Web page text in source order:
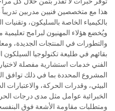
هذا مع متخصصين فنيين مدربين تدريباً
بالكيمياء الخاصة بالسليكون،
ويُخضع هؤلاء المهنيون لبرامج
والتطورات في المنتجات الجديدة،
بقائهم في طليعة تكنولوجيا
الفني خدمات استشارية مفصلة
المشروع المحددة بما في ذلك توافق
البيئي، وقدرات الحركة، والاعتبارات
الخبرائية عوامل مثل مدى درجات
ومتطلبات مقاومة الأشعة فوق